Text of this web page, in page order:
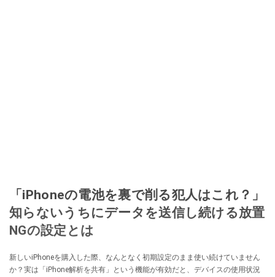
「iPhoneの電池を裏で削る犯人はこれ？」
知らないうちにデータを送信し続ける放置
NGの設定とは
新しいiPhoneを購入した際、なんとなく初期設定のまま使い続けていません
か？実は「iPhone解析を共有」という機能が有効だと、デバイスの使用状況